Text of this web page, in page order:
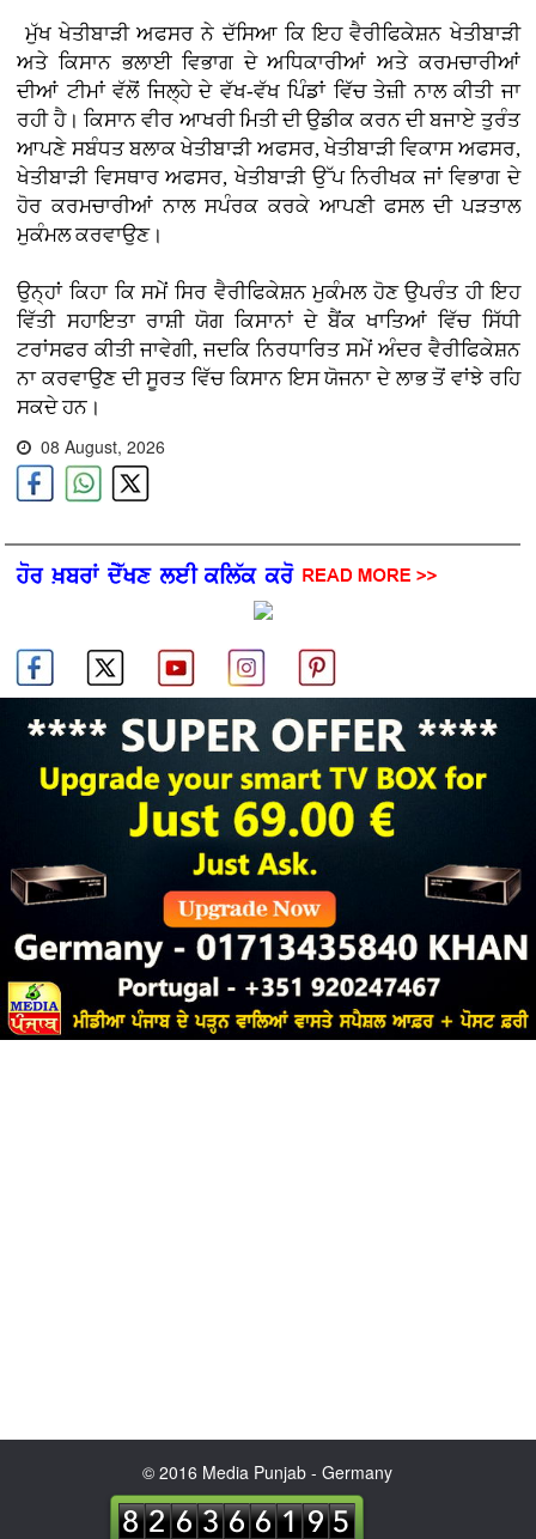
ਮੁੱਖ ਖੇਤੀਬਾੜੀ ਅਫਸਰ ਨੇ ਦੱਸਿਆ ਕਿ ਇਹ ਵੈਰੀਫਿਕੇਸ਼ਨ ਖੇਤੀਬਾੜੀ
ਅਤੇ ਕਿਸਾਨ ਭਲਾਈ ਵਿਭਾਗ ਦੇ ਅਧਿਕਾਰੀਆਂ ਅਤੇ ਕਰਮਚਾਰੀਆਂ
ਦੀਆਂ ਟੀਮਾਂ ਵੱਲੋਂ ਜਿਲ੍ਹੇ ਦੇ ਵੱਖ-ਵੱਖ ਪਿੰਡਾਂ ਵਿੱਚ ਤੇਜ਼ੀ ਨਾਲ ਕੀਤੀ ਜਾ
ਰਹੀ ਹੈ। ਕਿਸਾਨ ਵੀਰ ਆਖਰੀ ਮਿਤੀ ਦੀ ਉਡੀਕ ਕਰਨ ਦੀ ਬਜਾਏ ਤੁਰੰਤ
ਆਪਣੇ ਸਬੰਧਤ ਬਲਾਕ ਖੇਤੀਬਾੜੀ ਅਫਸਰ, ਖੇਤੀਬਾੜੀ ਵਿਕਾਸ ਅਫਸਰ,
ਖੇਤੀਬਾੜੀ ਵਿਸਥਾਰ ਅਫਸਰ, ਖੇਤੀਬਾੜੀ ਉੱਪ ਨਿਰੀਖਕ ਜਾਂ ਵਿਭਾਗ ਦੇ
ਹੋਰ ਕਰਮਚਾਰੀਆਂ ਨਾਲ ਸਪੰਰਕ ਕਰਕੇ ਆਪਣੀ ਫਸਲ ਦੀ ਪੜਤਾਲ
ਮੁਕੰਮਲ ਕਰਵਾਉਣ।
ਉਨ੍ਹਾਂ ਕਿਹਾ ਕਿ ਸਮੇਂ ਸਿਰ ਵੈਰੀਫਿਕੇਸ਼ਨ ਮੁਕੰਮਲ ਹੋਣ ਉਪਰੰਤ ਹੀ ਇਹ
ਵਿੱਤੀ ਸਹਾਇਤਾ ਰਾਸ਼ੀ ਯੋਗ ਕਿਸਾਨਾਂ ਦੇ ਬੈਂਕ ਖਾਤਿਆਂ ਵਿੱਚ ਸਿੱਧੀ
ਟਰਾਂਸਫਰ ਕੀਤੀ ਜਾਵੇਗੀ, ਜਦਕਿ ਨਿਰਧਾਰਿਤ ਸਮੇਂ ਅੰਦਰ ਵੈਰੀਫਿਕੇਸ਼ਨ
ਨਾ ਕਰਵਾਉਣ ਦੀ ਸੂਰਤ ਵਿੱਚ ਕਿਸਾਨ ਇਸ ਯੋਜਨਾ ਦੇ ਲਾਭ ਤੋਂ ਵਾਂਝੇ ਰਹਿ
ਸਕਦੇ ਹਨ।
08 August, 2026
© 2016 Media Punjab - Germany